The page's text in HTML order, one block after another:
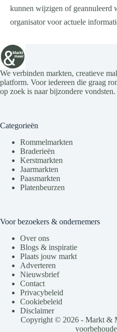
kunnen wijzigen of geannuleerd
organisator voor actuele
We verbinden markten, creatieve
platform. Voor iedereen die graag
op zoek is naar bijzondere vondsten.
Categorieën
Rommelmarkten
Braderieën
Kerstmarkten
Jaarmarkten
Paasmarkten
Platenbeurzen
Voor bezoekers & ondernemers
Over ons
Blogs & inspiratie
Plaats jouw markt
Adverteren
Nieuwsbrief
Contact
Privacybeleid
Cookiebeleid
Disclaimer
Copyright © 2026 - Markt &